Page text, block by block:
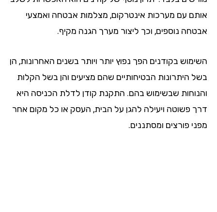
עם מערכות אינטרקום, מצלמות אבטחה ואמצעי
נוספים, וכך ליצור מערך הגנה מקיף.
בקודנים הפך נפוץ יותר ויותר בשנים האחרונות, הן
היתרונות הבטיחותיים שהם מציעים והן בשל הקלות
שבשימוש בהם. התקנת קודן לדלת הכניסה היא
פשוטה ויעילה להגן על הבית, העסק או כל מקום אחר
פורצים ומסתננים.